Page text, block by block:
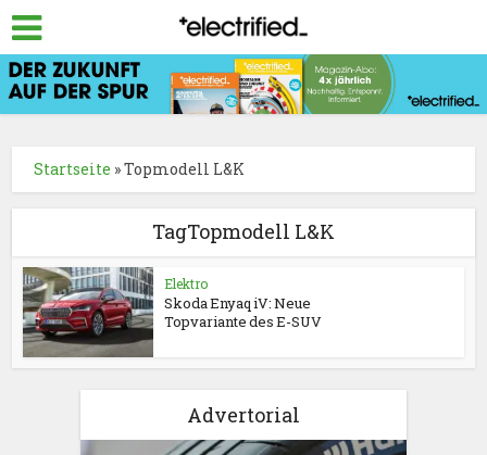
Startseite »Topmodell L&K
TagTopmodell L&K
Elektro
Skoda Enyaq iV: Neue
Topvariante des E-SUV
Advertorial